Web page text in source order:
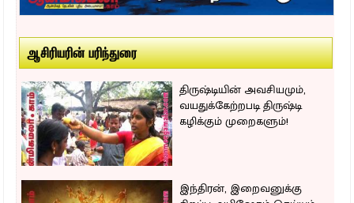
ஆசிரியரின் பரிந்துரை
திருஷ்டியின் அவசியமும்,
வயதுக்கேற்றபடி திருஷ்டி
கழிக்கும் முறைகளும்!
இந்திரன், இறைவனுக்கு